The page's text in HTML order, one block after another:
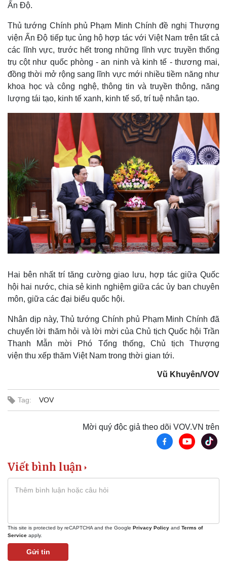
Thế giới
Quan sát
Cuộc sống đó đây
Multimedia
Video
Ảnh
Infographic
Ấn Độ.
Thủ tướng Chính phủ Phạm Minh Chính đề nghị Thượng
viện Ấn Độ tiếp tục ủng hộ hợp tác với Việt Nam trên tất cả
các lĩnh vực, trước hết trong những lĩnh vực truyền thống
trụ cột như quốc phòng - an ninh và kinh tế - thương mai,
đồng thời mở rộng sang lĩnh vực mới nhiều tiềm năng như
khoa học và công nghệ, thông tin và truyền thông, năng
lượng tái tạo, kinh tế xanh, kinh tế số, trí tuệ nhân tạo.
Hai bên nhất trí tăng cường giao lưu, hợp tác giữa Quốc
hội hai nước, chia sẻ kinh nghiệm giữa các ủy ban chuyên
môn, giữa các đại biểu quốc hội.
Nhân dịp này, Thủ tướng Chính phủ Phạm Minh Chính đã
chuyển lời thăm hỏi và lời mời của Chủ tịch Quốc hội Trần
Thanh Mẫn mời Phó Tổng thống, Chủ tịch Thượng
viện thu xếp thăm Việt Nam trong thời gian tới.
Vũ Khuyên/VOV
Tag: VOV
Mời quý độc giả theo dõi VOV.VN trên
Viết bình luận
This site is protected by reCAPTCHA and the Google Privacy Policy and Terms of
Service apply.
Gửi tin